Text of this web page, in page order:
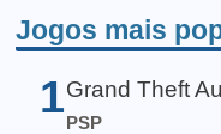
Jogos mais
1 Grand Theft
PSP